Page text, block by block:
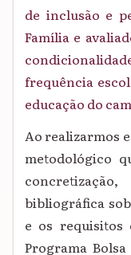
de inclusão e
Família e
frequência
educação do
Ao realizarmos
metodológico
bibliográfica
e os requisitos
Programa Bolsa